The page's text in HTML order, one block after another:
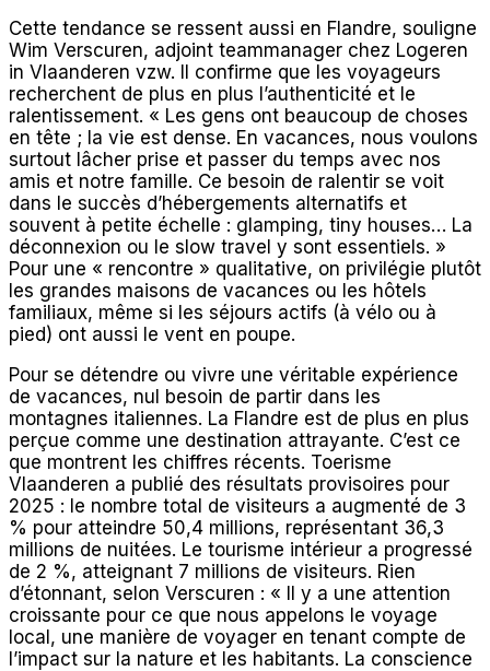
Cette tendance se ressent aussi en Flandre, souligne
Wim Verscuren, adjoint teammanager chez Logeren
in Vlaanderen vzw. Il confirme que les voyageurs
recherchent de plus en plus l’authenticité et le
ralentissement. « Les gens ont beaucoup de choses
en tête ; la vie est dense. En vacances, nous voulons
surtout lâcher prise et passer du temps avec nos
amis et notre famille. Ce besoin de ralentir se voit
dans le succès d’hébergements alternatifs et
souvent à petite échelle : glamping, tiny houses… La
déconnexion ou le slow travel y sont essentiels. »
Pour une « rencontre » qualitative, on privilégie plutôt
les grandes maisons de vacances ou les hôtels
familiaux, même si les séjours actifs (à vélo ou à
pied) ont aussi le vent en poupe.
Pour se détendre ou vivre une véritable expérience
de vacances, nul besoin de partir dans les
montagnes italiennes. La Flandre est de plus en plus
perçue comme une destination attrayante. C’est ce
que montrent les chiffres récents. Toerisme
Vlaanderen a publié des résultats provisoires pour
2025 : le nombre total de visiteurs a augmenté de 3
% pour atteindre 50,4 millions, représentant 36,3
millions de nuitées. Le tourisme intérieur a progressé
de 2 %, atteignant 7 millions de visiteurs. Rien
d’étonnant, selon Verscuren : « Il y a une attention
croissante pour ce que nous appelons le voyage
local, une manière de voyager en tenant compte de
l’impact sur la nature et les habitants. La conscience